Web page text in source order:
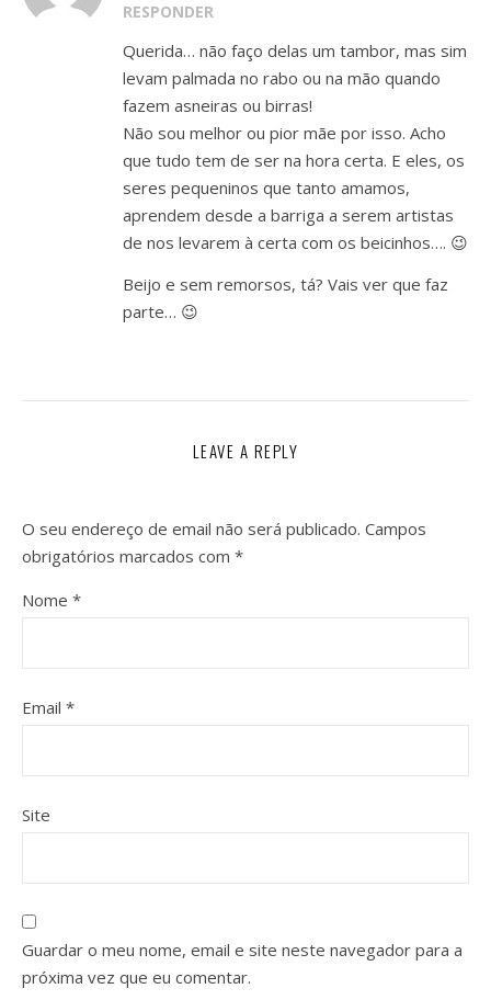
RESPONDER
Querida… não faço delas um tambor, mas sim
levam palmada no rabo ou na mão quando
fazem asneiras ou birras!
Não sou melhor ou pior mãe por isso. Acho
que tudo tem de ser na hora certa. E eles, os
seres pequeninos que tanto amamos,
aprendem desde a barriga a serem artistas
de nos levarem à certa com os beicinhos…. 😉
Beijo e sem remorsos, tá? Vais ver que faz
parte… 😉
LEAVE A REPLY
O seu endereço de email não será publicado. Campos
obrigatórios marcados com *
Nome *
Email *
Site
Guardar o meu nome, email e site neste navegador para a
próxima vez que eu comentar.